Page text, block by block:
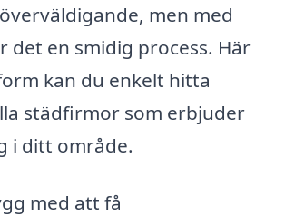
men med
det en smidig process. Här
kan du enkelt hitta
städfirmor som erbjuder
i ditt område.
med att få